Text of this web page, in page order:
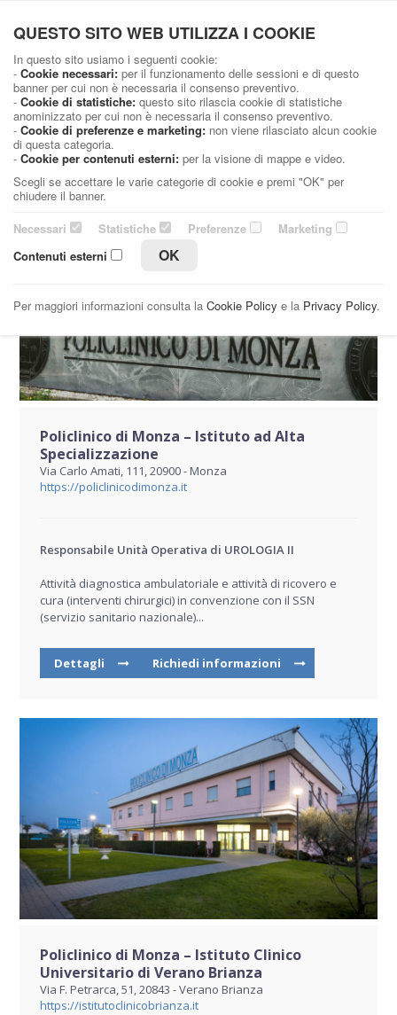
Dott. Stefano Casellato
Medico Chirurgo specialista in Urologia e Andrologia
OSPEDALI
Home Ospedali
Policlinico di Monza – Istituto ad Alta
Specializzazione
Via Carlo Amati, 111, 20900 - Monza
https://policlinicodimonza.it
Responsabile Unità Operativa di UROLOGIA II
Attività diagnostica ambulatoriale e attività di ricovero e
cura (interventi chirurgici) in convenzione con il SSN
(servizio sanitario nazionale)...
Dettagli Richiedi informazioni
Policlinico di Monza – Istituto Clinico
Universitario di Verano Brianza
Via F. Petrarca, 51, 20843 - Verano Brianza
https://istitutoclinicobrianza.it
QUESTO SITO WEB UTILIZZA I COOKIE
In questo sito usiamo i seguenti cookie:
- Cookie necessari: per il funzionamento delle sessioni e di questo
banner per cui non è necessaria il consenso preventivo.
- Cookie di statistiche: questo sito rilascia cookie di statistiche
anominizzato per cui non è necessaria il consenso preventivo.
- Cookie di preferenze e marketing: non viene rilasciato alcun cookie
di questa categoria.
- Cookie per contenuti esterni: per la visione di mappe e video.
Scegli se accettare le varie categorie di cookie e premi "OK" per
chiudere il banner.
Necessari
Statistiche Preferenze
Marketing
Contenuti esterni
OK
Per maggiori informazioni consulta la Cookie Policy e la Privacy Policy.